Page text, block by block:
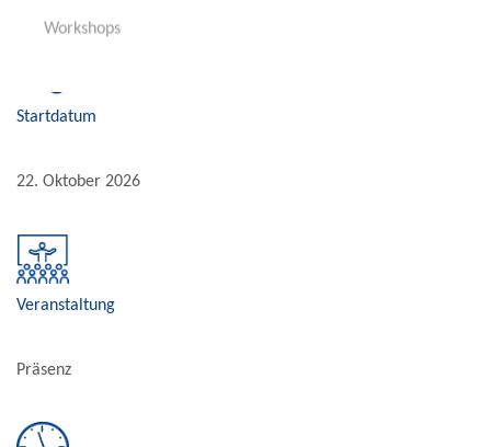
Anmeldung
Startdatum
22. Oktober 2026
Veranstaltung
Präsenz
Anmeldung
Workshops
Workshops
Workshops
Workshops
Workshops
Workshops
Workshops